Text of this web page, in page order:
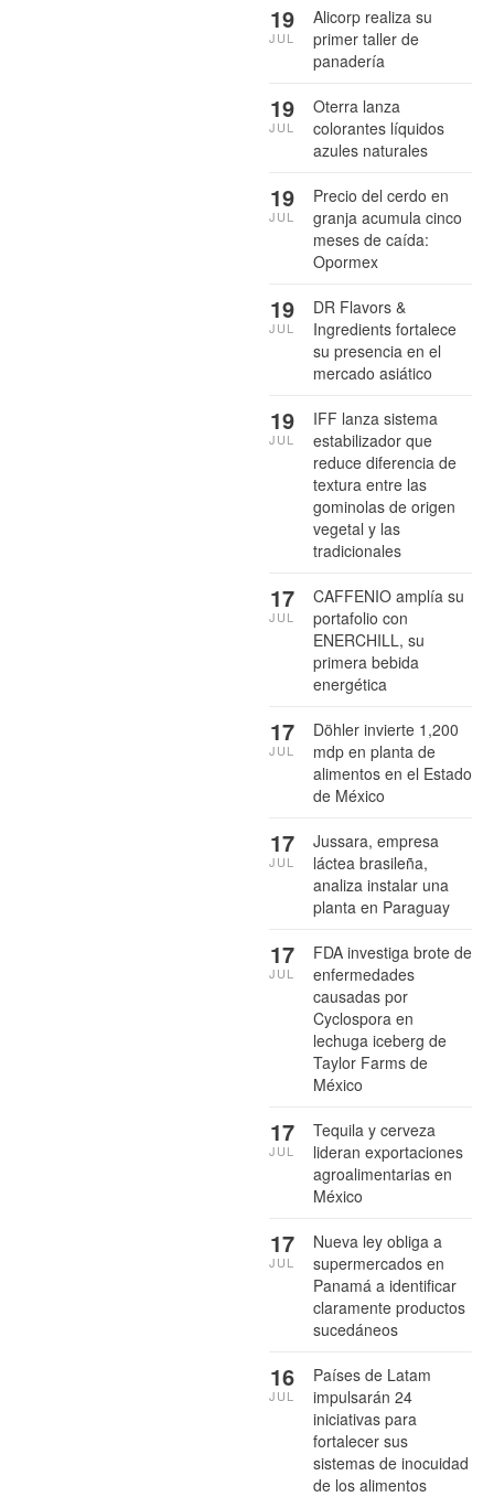
Alicorp realiza su
primer taller de
panadería
19
JUL
Oterra lanza
colorantes líquidos
azules naturales
19
JUL
Precio del cerdo en
granja acumula cinco
meses de caída:
Opormex
19
JUL
DR Flavors &
Ingredients fortalece
su presencia en el
mercado asiático
19
JUL
IFF lanza sistema
estabilizador que
reduce diferencia de
textura entre las
gominolas de origen
vegetal y las
tradicionales
19
JUL
CAFFENIO amplía su
portafolio con
ENERCHILL, su
primera bebida
energética
17
JUL
Döhler invierte 1,200
mdp en planta de
alimentos en el Estado
de México
17
JUL
Jussara, empresa
láctea brasileña,
analiza instalar una
planta en Paraguay
17
JUL
FDA investiga brote de
enfermedades
causadas por
Cyclospora en
lechuga iceberg de
Taylor Farms de
México
17
JUL
Tequila y cerveza
lideran exportaciones
agroalimentarias en
México
17
JUL
Nueva ley obliga a
supermercados en
Panamá a identificar
claramente productos
sucedáneos
17
JUL
Países de Latam
impulsarán 24
iniciativas para
fortalecer sus
sistemas de inocuidad
de los alimentos
16
JUL